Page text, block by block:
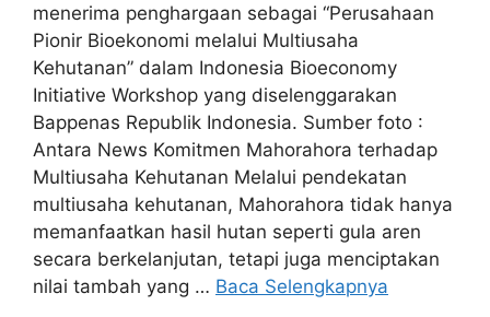
menerima penghargaan sebagai “Perusahaan
Pionir Bioekonomi melalui Multiusaha
Kehutanan” dalam Indonesia Bioeconomy
Initiative Workshop yang diselenggarakan
Bappenas Republik Indonesia. Sumber foto :
Antara News Komitmen Mahorahora terhadap
Multiusaha Kehutanan Melalui pendekatan
multiusaha kehutanan, Mahorahora tidak hanya
memanfaatkan hasil hutan seperti gula aren
secara berkelanjutan, tetapi juga menciptakan
nilai tambah yang … Baca Selengkapnya